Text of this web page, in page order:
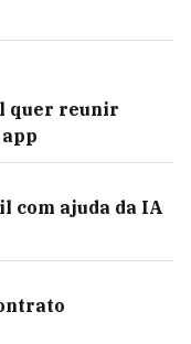
quer reunir
com ajuda da IA